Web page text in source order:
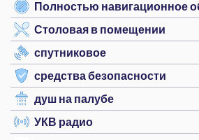
Полностью навигационное
Столовая в помещении
спутниковое
средства безопасности
душ на палубе
УКВ радио